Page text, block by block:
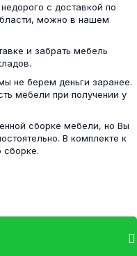
1400
КСТ-106-1 белый
недорого с доставкой по
можно в нашем
и забрать мебель
не берем деньги заранее.
мебели при получении у
сборке мебели, но Вы
В комплекте к
сборке.